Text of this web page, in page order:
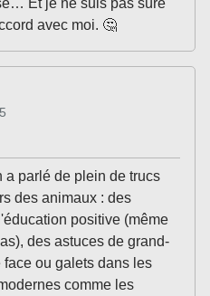
Et je ne suis pas sûre
avec moi. 🤔
a parlé de plein de trucs
des animaux : des
positive (même
des astuces de grand-
ou galets dans les
comme les